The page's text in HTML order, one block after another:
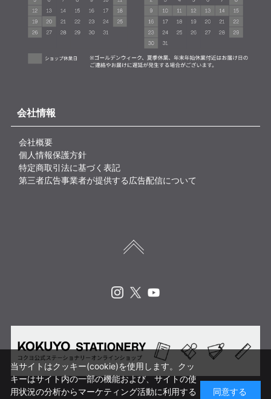
会社情報
会社概要
個人情報保護方針
特定商取引法に基づく表記
第三者広告事業者が提供する広告配信について
当サイトはクッキー(cookie)を使用します。クッ
キーはサイト内の一部の機能および、サイトの使
用状況の分析からマーケティング活動に利用する
同意する